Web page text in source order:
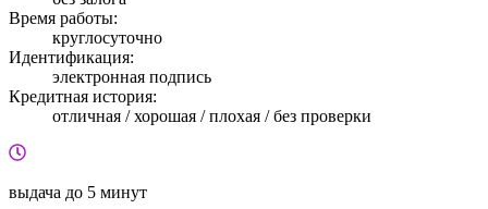
Время работы:
круглосуточно
Идентификация:
электронная подпись
Кредитная история:
отличная / хорошая / плохая / без проверки
выдача до 5 минут